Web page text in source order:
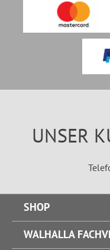
UNSER
SHOP
WALHALLA